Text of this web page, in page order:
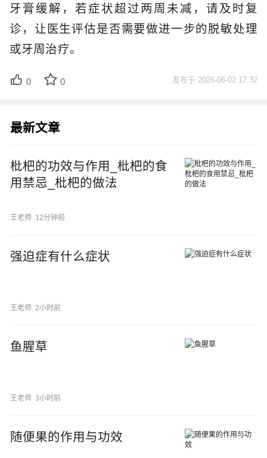
牙膏缓解，若症状超过两周未减，请及时复
诊，让医生评估是否需要做进一步的脱敏处理
或牙周治疗。
0 0 发布于 2026-06-02 17:32
最新文章
枇杷的功效与作用_枇杷的食
用禁忌_枇杷的做法
王老师 12分钟前
强迫症有什么症状
王老师 2小时前
鱼腥草
王老师 3小时前
随便果的作用与功效